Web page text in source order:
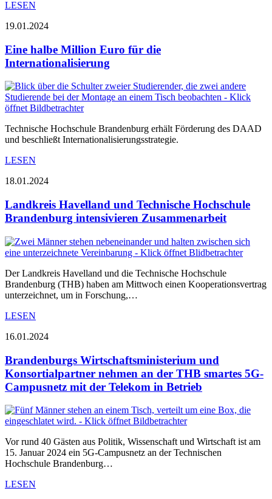
LESEN
19.01.2024
Eine halbe Million Euro für die
Internationalisierung
Technische Hochschule Brandenburg erhält Förderung des DAAD
und beschließt Internationalisierungsstrategie.
LESEN
18.01.2024
Landkreis Havelland und Technische Hochschule
Brandenburg intensivieren Zusammenarbeit
Der Landkreis Havelland und die Technische Hochschule
Brandenburg (THB) haben am Mittwoch einen Kooperationsvertrag
unterzeichnet, um in Forschung,…
LESEN
16.01.2024
Brandenburgs Wirtschaftsministerium und
Konsortialpartner nehmen an der THB smartes 5G-
Campusnetz mit der Telekom in Betrieb
Vor rund 40 Gästen aus Politik, Wissenschaft und Wirtschaft ist am
15. Januar 2024 ein 5G-Campusnetz an der Technischen
Hochschule Brandenburg…
LESEN